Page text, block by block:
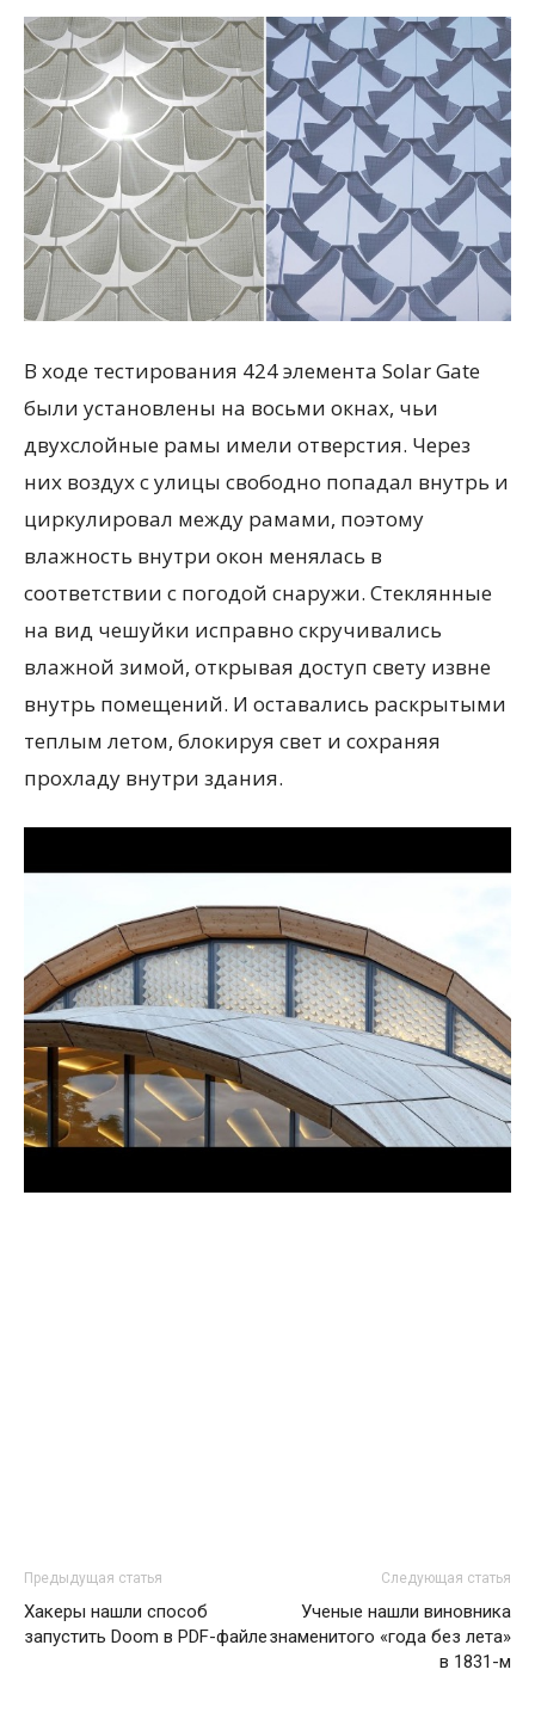
В ходе тестирования 424 элемента Solar Gate
были установлены на восьми окнах, чьи
двухслойные рамы имели отверстия. Через
них воздух с улицы свободно попадал внутрь и
циркулировал между рамами, поэтому
влажность внутри окон менялась в
соответствии с погодой снаружи. Стеклянные
на вид чешуйки исправно скручивались
влажной зимой, открывая доступ свету извне
внутрь помещений. И оставались раскрытыми
теплым летом, блокируя свет и сохраняя
прохладу внутри здания.
Предыдущая статья
Хакеры нашли способ
запустить Doom в PDF-файле
Следующая статья
Ученые нашли виновника
знаменитого «года без лета»
в 1831-м